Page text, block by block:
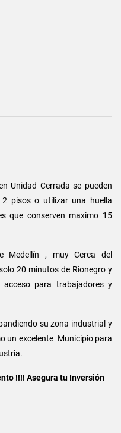
Unidad Cerrada se pueden
pisos o utilizar una huella
que conserven maximo 15
Medellín , muy Cerca del
20 minutos de Rionegro y
para trabajadores y
su zona industrial y
un excelente Municipio para
!!!! Asegura tu Inversión